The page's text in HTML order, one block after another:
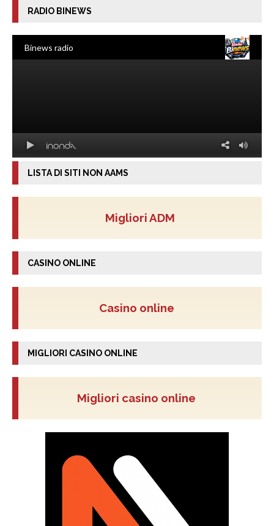
RADIO BINEWS
LISTA DI SITI NON AAMS
Migliori ADM
CASINO ONLINE
Casino online
MIGLIORI CASINO ONLINE
Migliori casino online